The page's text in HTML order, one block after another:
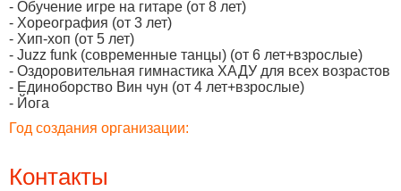
- Обучение игре на гитаре (от 8 лет)
- Хореография (от 3 лет)
- Хип-хоп (от 5 лет)
- Juzz funk (современные танцы) (от 6 лет+взрослые)
- Оздоровительная гимнастика ХАДУ для всех возрастов
- Единоборство Вин чун (от 4 лет+взрослые)
- Йога
Год создания организации:
Контакты